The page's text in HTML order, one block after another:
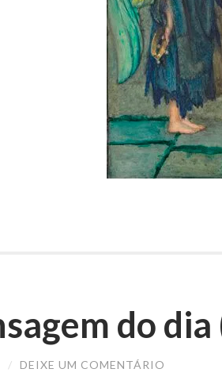
do
/ DEIXE UM COMENTÁRIO